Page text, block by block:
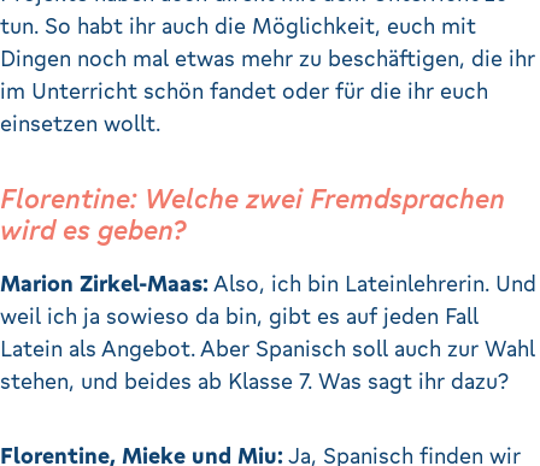
tun. So habt ihr auch die Möglichkeit, euch mit
Dingen noch mal etwas mehr zu beschäftigen, die ihr
im Unterricht schön fandet oder für die ihr euch
einsetzen wollt.
Florentine: Welche zwei Fremdsprachen
wird es geben?
Marion Zirkel-Maas: Also, ich bin Lateinlehrerin. Und
weil ich ja sowieso da bin, gibt es auf jeden Fall
Latein als Angebot. Aber Spanisch soll auch zur Wahl
stehen, und beides ab Klasse 7. Was sagt ihr dazu?
Florentine, Mieke und Miu: Ja, Spanisch finden wir